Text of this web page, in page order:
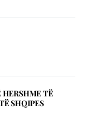
HERSHME TË
SHQIPES